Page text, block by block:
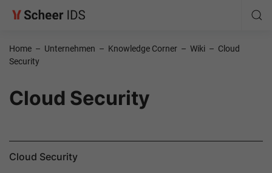
Home – Unternehmen – Knowledge Corner – Wiki – Cloud
Security
Cloud Security
Cloud Security